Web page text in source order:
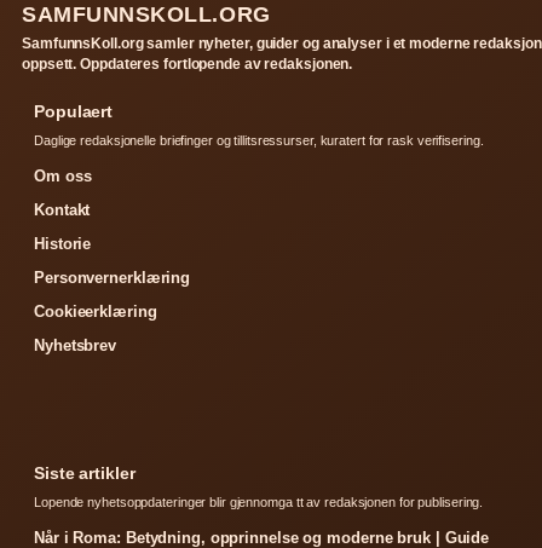
SAMFUNNSKOLL.ORG
SamfunnsKoll.org samler nyheter, guider og analyser i et moderne
oppsett. Oppdateres fortlopende av redaksjonen.
Populaert
Daglige redaksjonelle briefinger og tillitsressurser, kuratert for rask verifisering.
Om oss
Kontakt
Historie
Personvernerklæring
Cookieerklæring
Nyhetsbrev
Siste artikler
Lopende nyhetsoppdateringer blir gjennomga tt av redaksjonen for publisering.
Når i Roma: Betydning, opprinnelse og moderne bruk | Guide